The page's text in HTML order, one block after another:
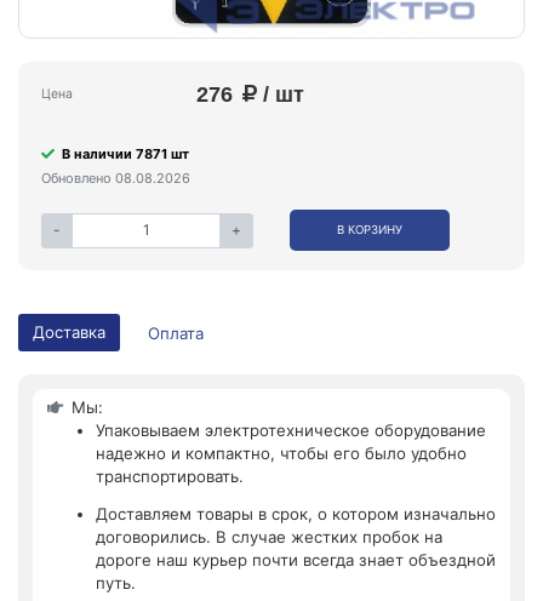
Цена 276 / шт
В наличии 7871 шт
Обновлено 08.08.2026
- + В КОРЗИНУ
Доставка Оплата
Мы:
Упаковываем электротехническое оборудование
надежно и компактно, чтобы его было удобно
транспортировать.
Доставляем товары в срок, о котором изначально
договорились. В случае жестких пробок на
дороге наш курьер почти всегда знает объездной
путь.